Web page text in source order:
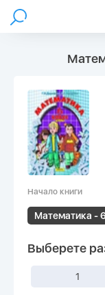
Начало книги
Математика -
Выберете
1